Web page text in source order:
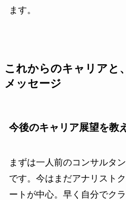
ます。
これからのキャリアと
メッセージ
今後のキャリア展望を教
まずは一人前のコンサルタ
です。今はまだアナリスト
ートが中心。早く自分でク